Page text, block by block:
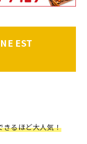
EST
きるほど大人気！